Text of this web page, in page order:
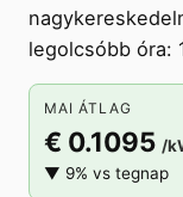
legolcsóbb óra:
MAI ÁTLAG
€ 0.1095 /
▼ 9% vs tegnap